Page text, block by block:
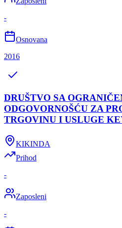
-
Osnovana
2016
DRUŠTVO SA
ODGOVORNOŠĆU ZA
TRGOVINU I USLUGE
KIKINDA
Prihod
-
Zaposleni
-